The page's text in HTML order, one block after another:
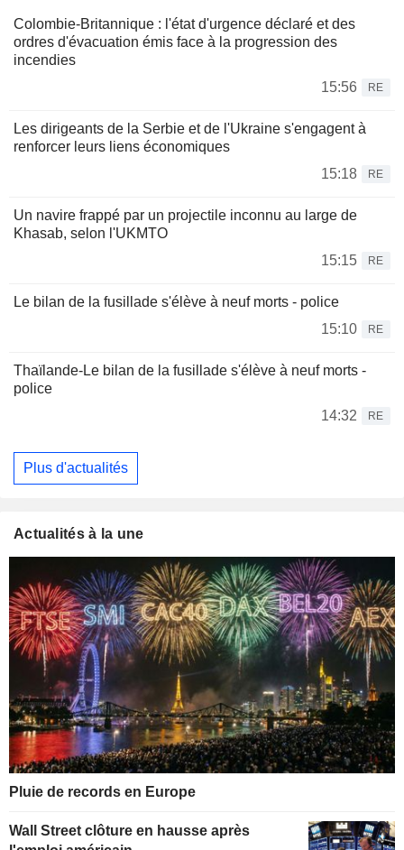
Colombie-Britannique : l'état d'urgence déclaré et des
ordres d'évacuation émis face à la progression des
incendies
15:56
RE
Les dirigeants de la Serbie et de l'Ukraine s'engagent à
renforcer leurs liens économiques
15:18
RE
Un navire frappé par un projectile inconnu au large de
Khasab, selon l'UKMTO
15:15
RE
Le bilan de la fusillade s'élève à neuf morts - police
15:10
RE
Thaïlande-Le bilan de la fusillade s'élève à neuf morts -
police
14:32
RE
Plus d'actualités
Actualités à la une
Pluie de records en Europe
Wall Street clôture en hausse après